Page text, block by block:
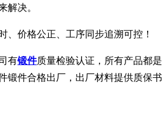
解决。
、价格公正、工序同步追溯可控！
有锻件质量检验认证，所有产品都是
锻件合格出厂，出厂材料提供质保书